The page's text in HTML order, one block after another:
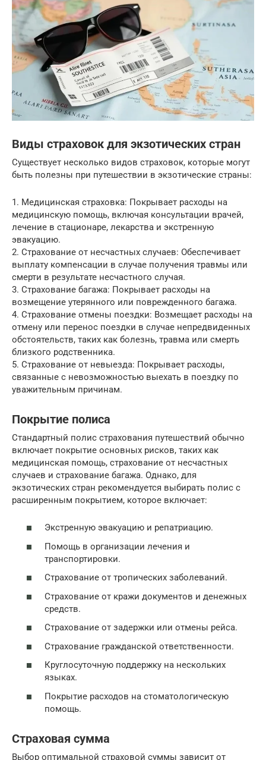
Виды страховок для экзотических стран
Существует несколько видов страховок, которые могут
быть полезны при путешествии в экзотические страны:
1. Медицинская страховка: Покрывает расходы на
медицинскую помощь, включая консультации врачей,
лечение в стационаре, лекарства и экстренную
эвакуацию.
2. Страхование от несчастных случаев: Обеспечивает
выплату компенсации в случае получения травмы или
смерти в результате несчастного случая.
3. Страхование багажа: Покрывает расходы на
возмещение утерянного или поврежденного багажа.
4. Страхование отмены поездки: Возмещает расходы на
отмену или перенос поездки в случае непредвиденных
обстоятельств, таких как болезнь, травма или смерть
близкого родственника.
5. Страхование от невыезда: Покрывает расходы,
связанные с невозможностью выехать в поездку по
уважительным причинам.
Покрытие полиса
Стандартный полис страхования путешествий обычно
включает покрытие основных рисков, таких как
медицинская помощь, страхование от несчастных
случаев и страхование багажа. Однако, для
экзотических стран рекомендуется выбирать полис с
расширенным покрытием, которое включает:
Экстренную эвакуацию и репатриацию.
Помощь в организации лечения и
транспортировки.
Страхование от тропических заболеваний.
Страхование от кражи документов и денежных
средств.
Страхование от задержки или отмены рейса.
Страхование гражданской ответственности.
Круглосуточную поддержку на нескольких
языках.
Покрытие расходов на стоматологическую
помощь.
Страховая сумма
Выбор оптимальной страховой суммы зависит от